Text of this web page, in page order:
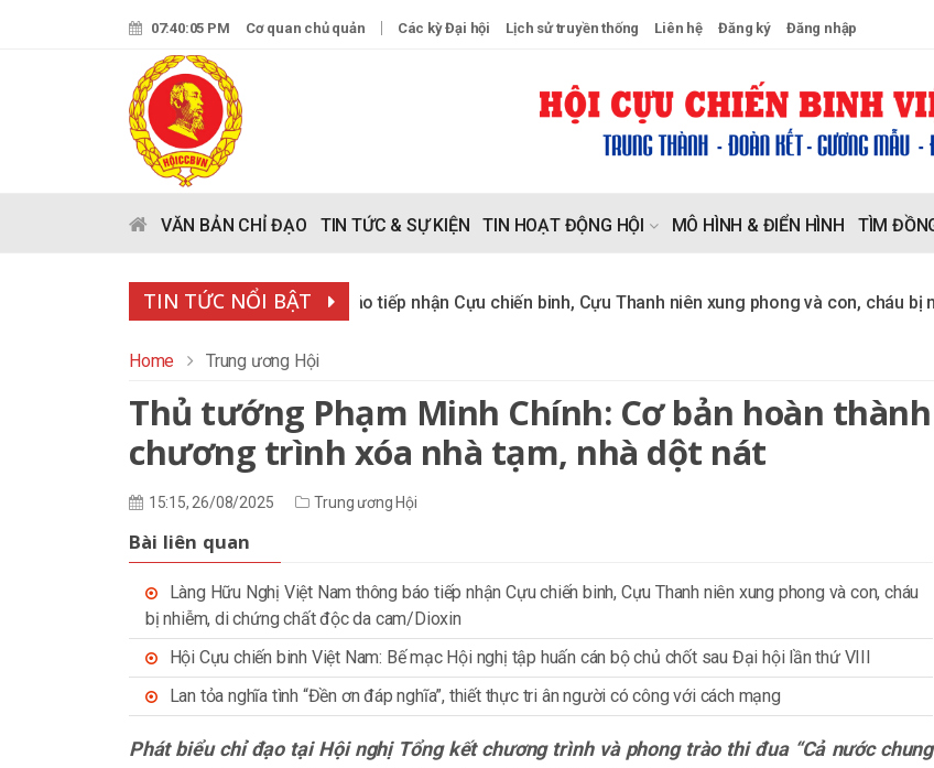
07:40:06 PM Cơ quan chủ quản Các kỳ Đại hội Lịch sử truyền thống Liên hệ Đăng ký Đăng nhập
VĂN BẢN CHỈ ĐẠO TIN TỨC & SỰ KIỆN TIN HOẠT ĐỘNG HỘI MÔ HÌNH & ĐIỂN HÌNH TÌM
TIN TỨC NỔI BẬT
Làng Hữu Nghị Việt Nam thông báo tiếp nhận Cựu chiến binh, Cựu Thanh niên xung phong và con, cháu bị
Home Trung ương Hội
Thủ tướng Phạm Minh Chính: Cơ bản hoàn thành
chương trình xóa nhà tạm, nhà dột nát
15:15, 26/08/2025 Trung ương Hội
Bài liên quan
Làng Hữu Nghị Việt Nam thông báo tiếp nhận Cựu chiến binh, Cựu Thanh niên xung phong và con, cháu
bị nhiễm, di chứng chất độc da cam/Dioxin
Hội Cựu chiến binh Việt Nam: Bế mạc Hội nghị tập huấn cán bộ chủ chốt sau Đại hội lần thứ VIII
Lan tỏa nghĩa tình “Đền ơn đáp nghĩa”, thiết thực tri ân người có công với cách mạng
Phát biểu chỉ đạo tại Hội nghị Tổng kết chương trình và phong trào thi đua “Cả nước chung